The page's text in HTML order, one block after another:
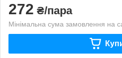
272 ₴/пара
Мінімальна сума замовлення на